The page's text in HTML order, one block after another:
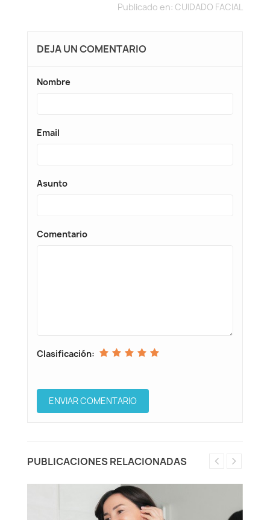
Publicado en: CUIDADO FACIAL
DEJA UN COMENTARIO
Nombre
Email
Asunto
Comentario
Clasificación:
PUBLICACIONES RELACIONADAS